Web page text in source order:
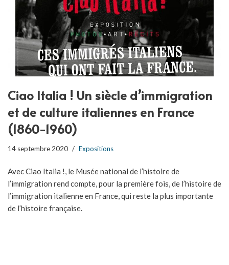
Ciao Italia ! Un siècle d’immigration
et de culture italiennes en France
(1860-1960)
14 septembre 2020 Expositions
Avec Ciao Italia !, le Musée national de l’histoire de
l’immigration rend compte, pour la première fois, de l’histoire de
l’immigration italienne en France, qui reste la plus importante
de l’histoire française.